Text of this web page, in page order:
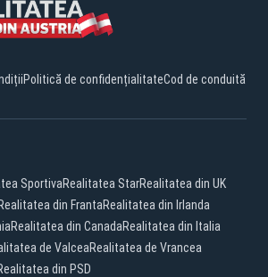
Politică de confidențialitateCod de conduită
SportivaRealitatea StarRealitatea din UK
Realitatea din FrantaRealitatea din Irlanda
Realitatea din CanadaRealitatea din Italia
de ValceaRealitatea de Vrancea
din PSD